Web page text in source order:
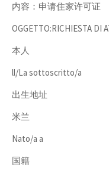
内容：申请住家许可证
OGGETTO:RICHIESTA DI
本人
ll/La sottoscritto/a
出生地址
米兰
Nato/a a
国籍